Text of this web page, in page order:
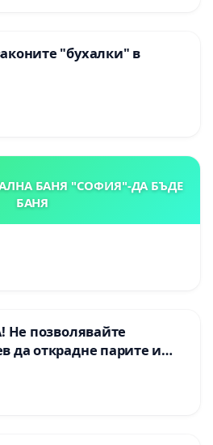
"бухалки" в
БАНЯ "СОФИЯ"-ДА БЪДЕ
БАНЯ
Не позволявайте
да открадне парите и